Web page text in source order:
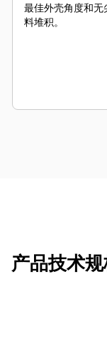
最佳外壳角度和
料堆积。
产品技术规